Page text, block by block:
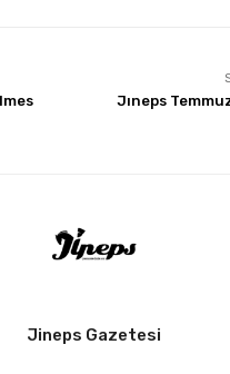
Jıneps
Jineps Gazetesi